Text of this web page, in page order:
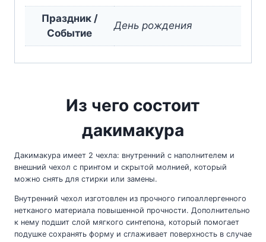
Праздник /
Событие
День рождения
Из чего состоит
дакимакура
Дакимакура имеет 2 чехла: внутренний с наполнителем и
внешний чехол с принтом и скрытой молнией, который
можно снять для стирки или замены.
Внутренний чехол изготовлен из прочного гипоаллергенного
нетканого материала повышенной прочности. Дополнительно
к нему подшит слой мягкого синтепона, который помогает
подушке сохранять форму и сглаживает поверхность в случае